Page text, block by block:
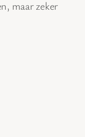
maar zeker